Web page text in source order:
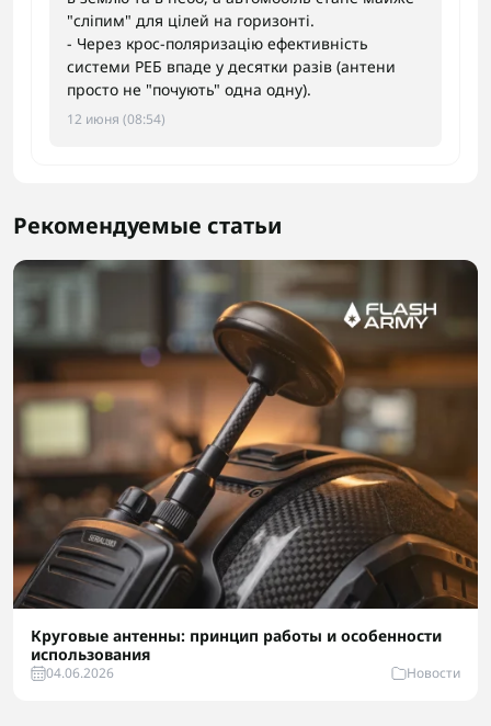
"сліпим" для цілей на горизонті.
- Через крос-поляризацію ефективність
системи РЕБ впаде у десятки разів (антени
просто не "почують" одна одну).
12 июня (08:54)
Рекомендуемые статьи
Круговые антенны: принцип работы и особенности
использования
04.06.2026 Новости